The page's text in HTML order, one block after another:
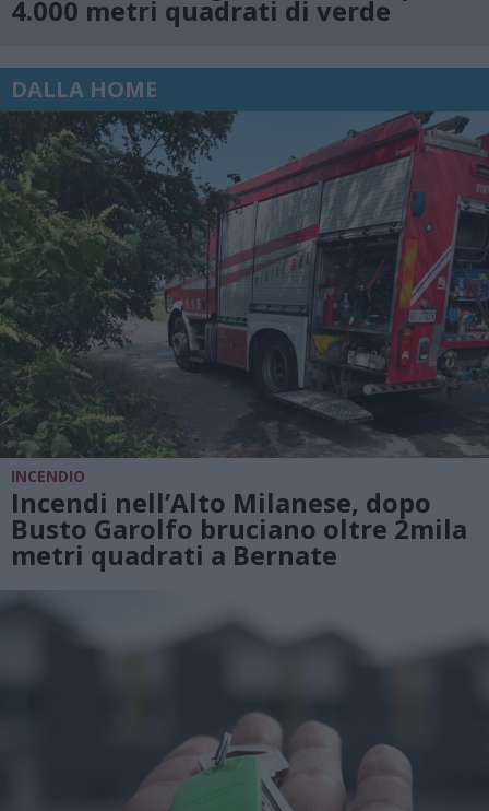
4.000 metri quadrati di verde
DALLA HOME
INCENDIO
Incendi nell’Alto Milanese, dopo
Busto Garolfo bruciano oltre 2mila
metri quadrati a Bernate